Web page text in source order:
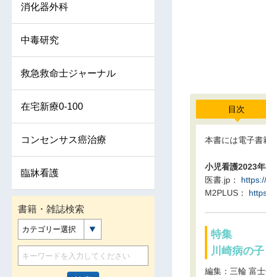
目次
本書には電子書
小児看護2023
医書.jp：
M2PLUS：
特集
川崎病の
編集：三輪 富
消化器外科
中毒研究
救急救命士ジャーナル
在宅新療0-100
コンセンサス癌治療
臨牀看護
書籍・雑誌検索
カテゴリー選択